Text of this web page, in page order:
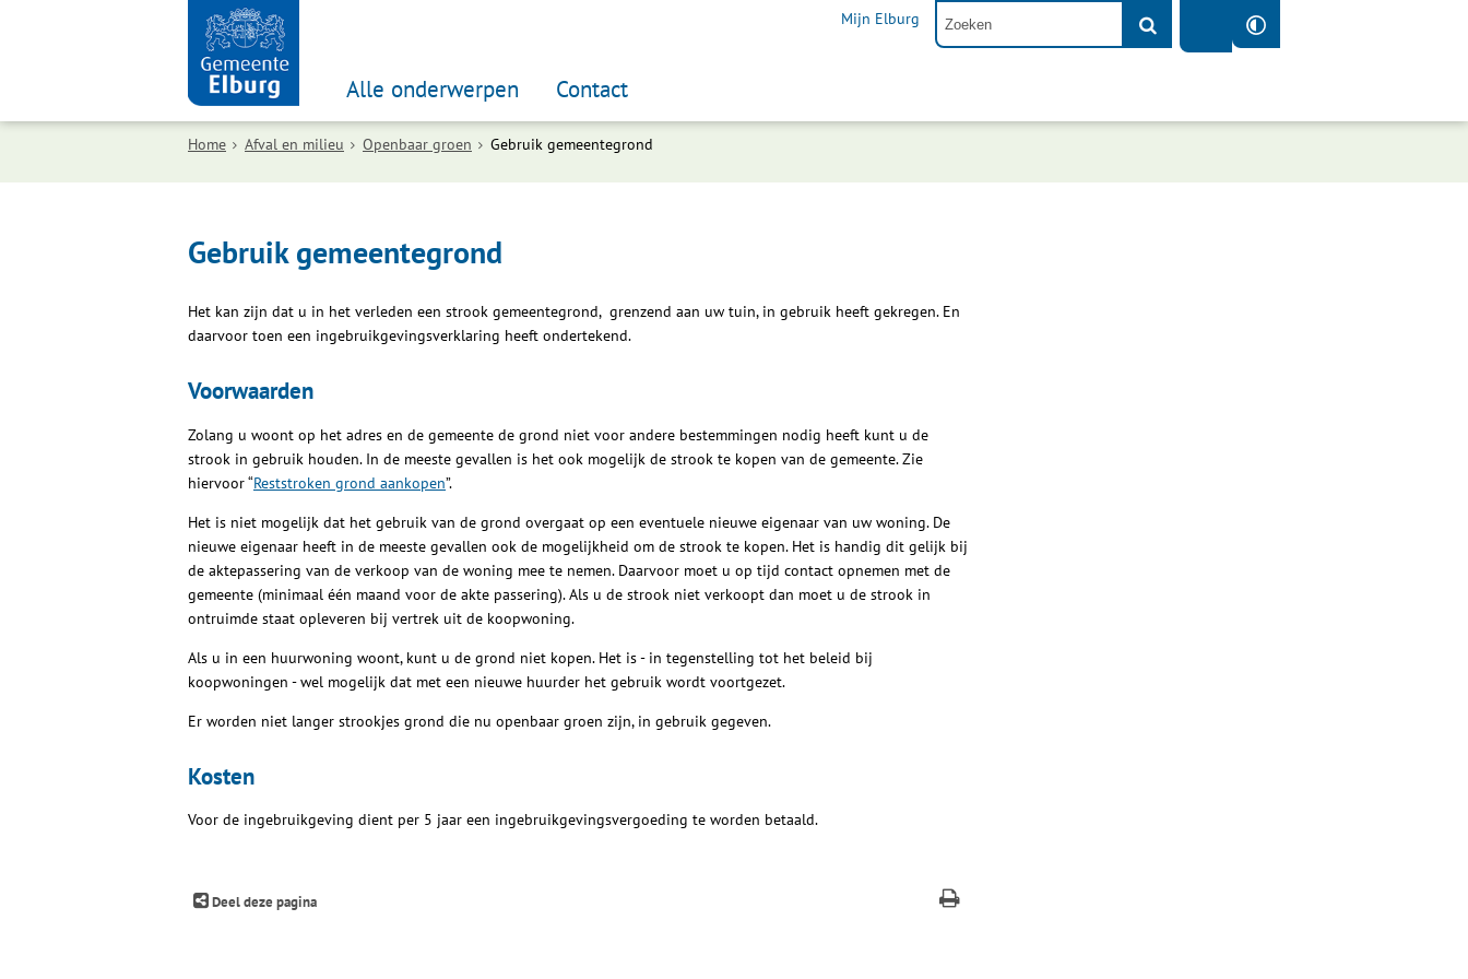
Mijn Elburg
Alle onderwerpen Contact
Home Afval en milieu Openbaar groen Gebruik gemeentegrond
Gebruik gemeentegrond
Het kan zijn dat u in het verleden een strook gemeentegrond, grenzend aan uw tuin, in gebruik heeft gekregen. En
daarvoor toen een ingebruikgevingsverklaring heeft ondertekend.
Voorwaarden
Zolang u woont op het adres en de gemeente de grond niet voor andere bestemmingen nodig heeft kunt u de
strook in gebruik houden. In de meeste gevallen is het ook mogelijk de strook te kopen van de gemeente. Zie
hiervoor “Reststroken grond aankopen”.
Het is niet mogelijk dat het gebruik van de grond overgaat op een eventuele nieuwe eigenaar van uw woning. De
nieuwe eigenaar heeft in de meeste gevallen ook de mogelijkheid om de strook te kopen. Het is handig dit gelijk bij
de aktepassering van de verkoop van de woning mee te nemen. Daarvoor moet u op tijd contact opnemen met de
gemeente (minimaal één maand voor de akte passering). Als u de strook niet verkoopt dan moet u de strook in
ontruimde staat opleveren bij vertrek uit de koopwoning.
Als u in een huurwoning woont, kunt u de grond niet kopen. Het is - in tegenstelling tot het beleid bij
koopwoningen - wel mogelijk dat met een nieuwe huurder het gebruik wordt voortgezet.
Er worden niet langer strookjes grond die nu openbaar groen zijn, in gebruik gegeven.
Kosten
Voor de ingebruikgeving dient per 5 jaar een ingebruikgevingsvergoeding te worden betaald.
Deel deze pagina